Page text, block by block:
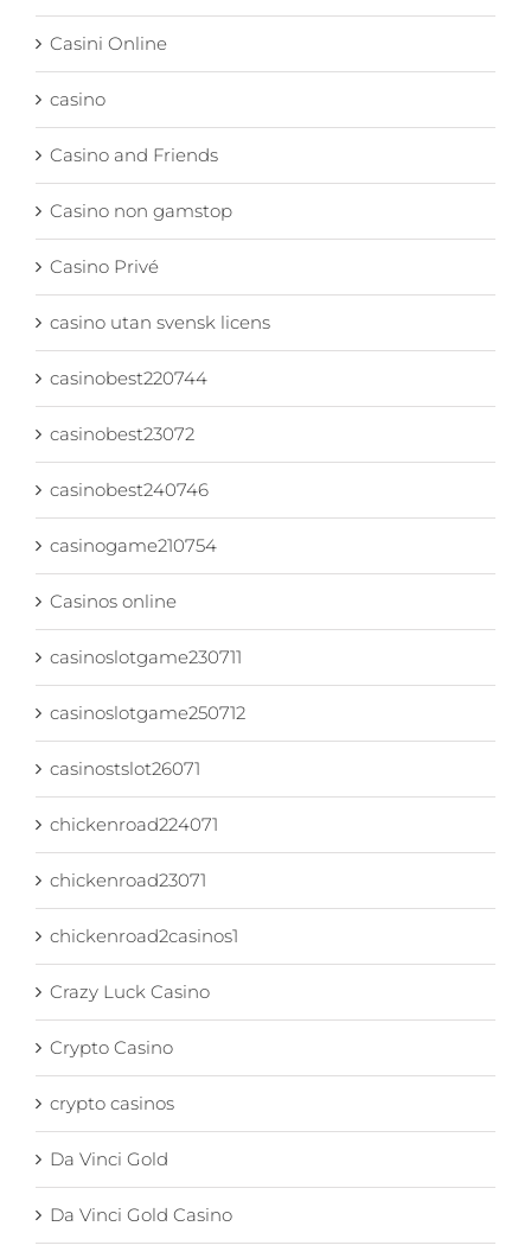
Casini Online
casino
Casino and Friends
Casino non gamstop
Casino Privé
casino utan svensk licens
casinobest220744
casinobest23072
casinobest240746
casinogame210754
Casinos online
casinoslotgame230711
casinoslotgame250712
casinostslot26071
chickenroad224071
chickenroad23071
chickenroad2casinos1
Crazy Luck Casino
Crypto Casino
crypto casinos
Da Vinci Gold
Da Vinci Gold Casino